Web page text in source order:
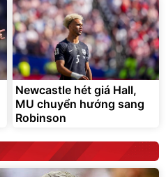
Newcastle hét giá Hall,
MU chuyển hướng sang
Robinson